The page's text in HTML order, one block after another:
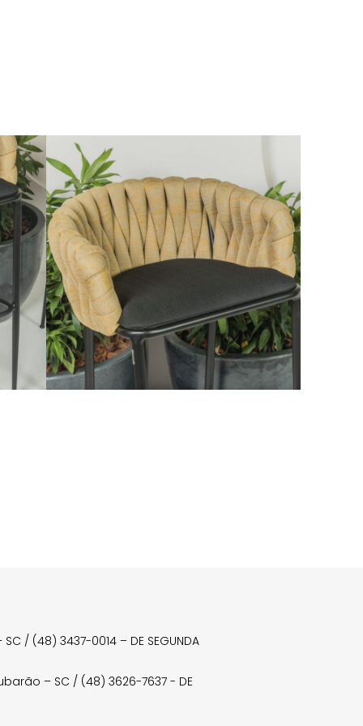
/ (48) 3437-0014 – DE SEGUNDA
– SC / (48) 3626-7637 - DE